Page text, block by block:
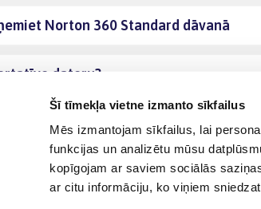
Šī tīmekļa vietne izmanto sīkfailus
Mēs izmantojam sīkfailus, lai
funkcijas un analizētu mūsu
kopīgojam ar saviem sociālās
ar citu informāciju, ko viņiem
Norton 360 Standard dāvanā
datoru?